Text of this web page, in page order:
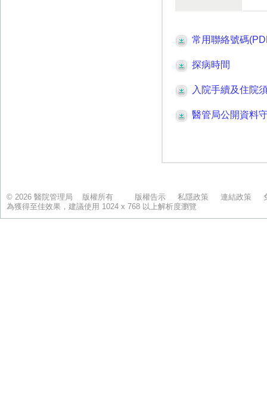
© 2026 醫院管理局 版權所有 版權告示 私隱政策 連結政策
為獲得至佳效果，建議使用 1024 x 768 以上解析度瀏覽